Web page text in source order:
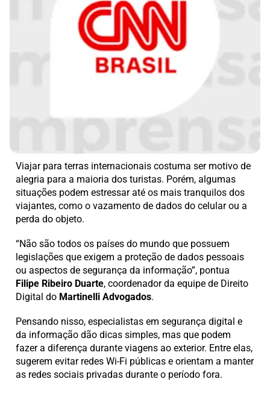
Viajar para terras internacionais costuma ser motivo de
alegria para a maioria dos turistas. Porém, algumas
situações podem estressar até os mais tranquilos dos
viajantes, como o vazamento de dados do celular ou a
perda do objeto.
“Não são todos os países do mundo que possuem
legislações que exigem a proteção de dados pessoais
ou aspectos de segurança da informação”, pontua
Filipe Ribeiro Duarte, coordenador da equipe de Direito
Digital do Martinelli Advogados.
Pensando nisso, especialistas em segurança digital e
da informação dão dicas simples, mas que podem
fazer a diferença durante viagens ao exterior. Entre elas,
sugerem evitar redes Wi-Fi públicas e orientam a manter
as redes sociais privadas durante o período fora.